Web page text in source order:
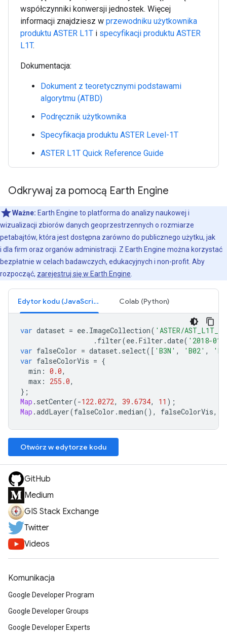
współczynniki konwersji jednostek. Więcej
informacji znajdziesz w przewodniku użytkownika
produktu ASTER L1T i specyfikacji produktu ASTER
L1T.
Dokumentacja:
Dokument z teoretycznymi podstawami
algorytmu (ATBD)
Podręcznik użytkownika
Specyfikacja produktu ASTER Level-1T
ASTER L1T Quick Reference Guide
Odkrywaj za pomocą Earth Engine
Ważne: Earth Engine to platforma do analizy naukowej i
wizualizacji zbiorów danych geoprzestrzennych o rozmiarze
petabajtów, która jest dostępna zarówno do publicznego użytku, jak
i dla firm oraz organów administracji. Z Earth Engine można korzystać
bezpłatnie w celach badawczych, edukacyjnych i non-profit. Aby
rozpocząć, zarejestruj się w Earth Engine
Edytor kodu (JavaScript) Colab (Python)
var dataset = ee. ImageCollection( 'ASTER/
. filter(ee. Filter .date( '2018-
var falseColor = dataset. select([ 'B3N' , 'B02' ,
var falseColorVis = {
min : 0.0,
max : 255.0,
};
Map . setCenter(-122.0272, 39.6734, 11 );
Map .addLayer(falseColor .median(), falseColorVis,
Otwórz w edytorze kodu
GitHub
Medium
GIS Stack Exchange
Twitter
Videos
Komunikacja
Google Developer Program
Google Developer Groups
Google Developer Experts